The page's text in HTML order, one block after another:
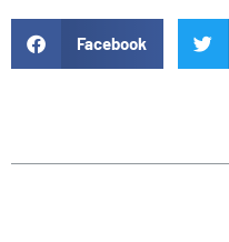
Facebook